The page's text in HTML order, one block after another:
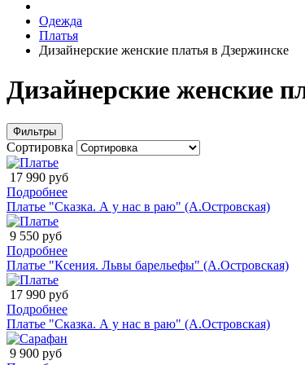
Одежда
Платья
Дизайнерские женские платья в Дзержинске
Дизайнерские женские
Фильтры
Сортировка
17 990 руб
Подробнее
Платье "Сказка. А у нас в раю" (А.Островская)
9 550 руб
Подробнее
Платье "Ксения. Львы барельефы" (А.Островская)
17 990 руб
Подробнее
Платье "Сказка. А у нас в раю" (А.Островская)
9 900 руб